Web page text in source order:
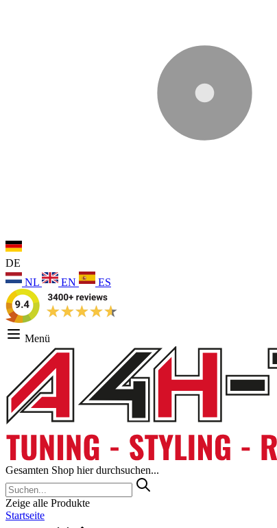
DE
NL
EN ES
Menü
Gesamten Shop hier durchsuchen...
Zeige alle Produkte
Startseite